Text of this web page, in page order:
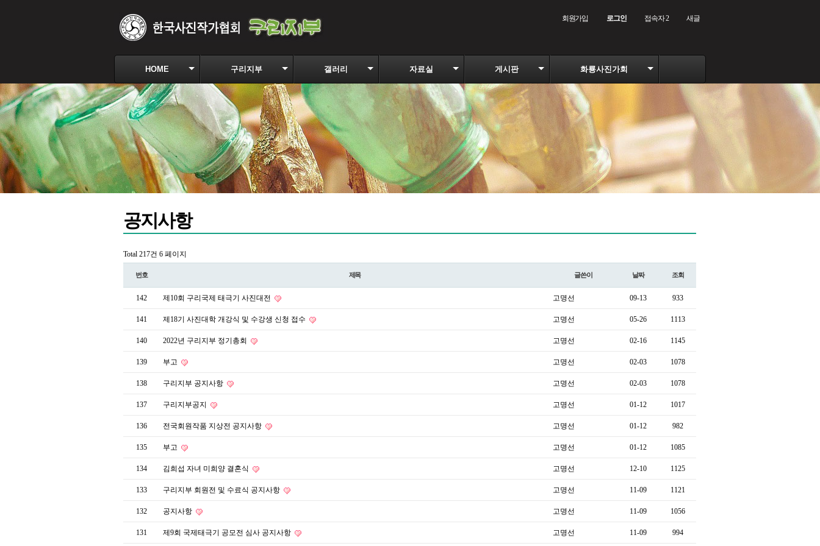
회원가입 로그인 접속자 2 새글
HOME 구리지부 갤러리 자료실 게시판 화룡사진가회
공지사항
Total 217건 6 페이지
번호 제목 글쓴이 날짜 조회
142 제10회 구리국제 태극기 사진대전 고명선 09-13 933
141 제18기 사진대학 개강식 및 수강생 신청 접수 고명선 05-26 1113
140 2022년 구리지부 정기총회 고명선 02-16 1145
139 부고 고명선 02-03 1078
138 구리지부 공지사항 고명선 02-03 1078
137 구리지부공지 고명선 01-12 1017
136 전국회원작품 지상전 공지사항 고명선 01-12 982
135 부고 고명선 01-12 1085
134 김희섭 자녀 미희양 결혼식 고명선 12-10 1125
133 구리지부 회원전 및 수료식 공지사항 고명선 11-09 1121
132 공지사항 고명선 11-09 1056
131 제9회 국제태극기 공모전 심사 공지사항 고명선 11-09 994